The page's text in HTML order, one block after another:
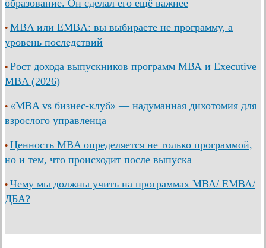
образование. Он сделал его ещё важнее
• MBA или EMBA: вы выбираете не программу, а
уровень последствий
• Рост дохода выпускников программ МВА и Executive
MBA (2026)
• «MBA vs бизнес-клуб» — надуманная дихотомия для
взрослого управленца
• Ценность MBA определяется не только программой,
но и тем, что происходит после выпуска
• Чему мы должны учить на программах МВА/ ЕМВА/
ДБА?